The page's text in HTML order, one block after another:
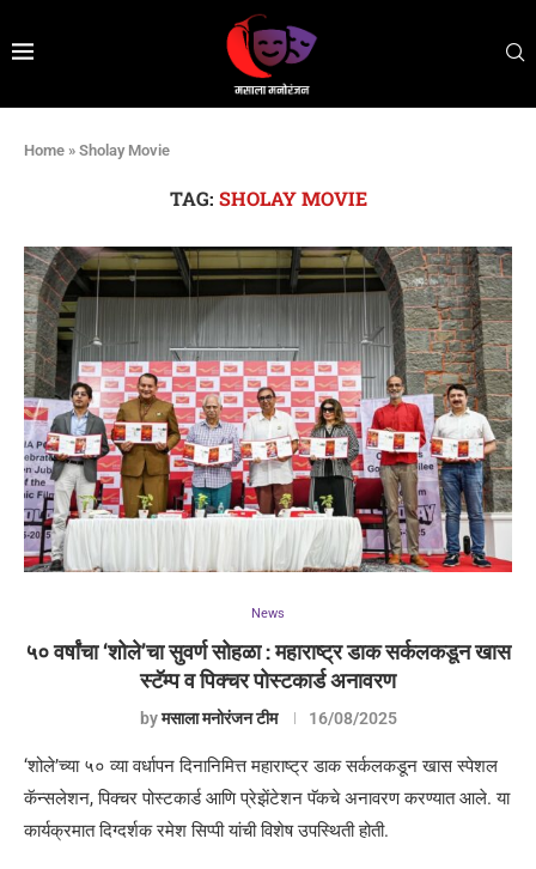
Home » Sholay Movie
TAG: SHOLAY MOVIE
News
५० वर्षांचा ‘शोले’चा सुवर्ण सोहळा : महाराष्ट्र डाक सर्कलकडून खास
स्टॅम्प व पिक्चर पोस्टकार्ड अनावरण
byमसाला मनोरंजन टीम 16/08/2025
‘शोले’च्या ५० व्या वर्धापन दिनानिमित्त महाराष्ट्र डाक सर्कलकडून खास स्पेशल
कॅन्सलेशन, पिक्चर पोस्टकार्ड आणि प्रेझेंटेशन पॅकचे अनावरण करण्यात आले. या
कार्यक्रमात दिग्दर्शक रमेश सिप्पी यांची विशेष उपस्थिती होती.